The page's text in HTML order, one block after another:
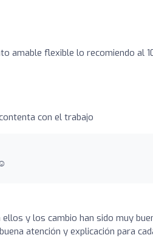
amable flexible lo recomiendo al
con el trabajo
y los cambio han sido muy
atención y explicación para